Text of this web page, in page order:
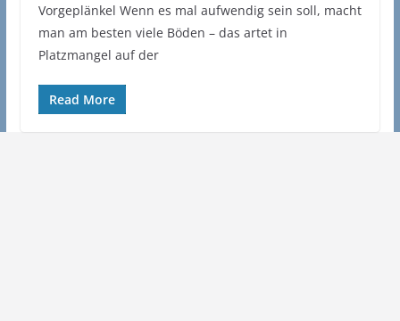
Vorgeplänkel Wenn es mal aufwendig sein soll, macht
man am besten viele Böden – das artet in
Platzmangel auf der
Read More